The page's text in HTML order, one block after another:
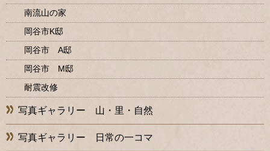
南流山の家
岡谷市K邸
岡谷市 A邸
岡谷市 M邸
耐震改修
写真ギャラリー 山・里・自然
写真ギャラリー 日常の一コマ